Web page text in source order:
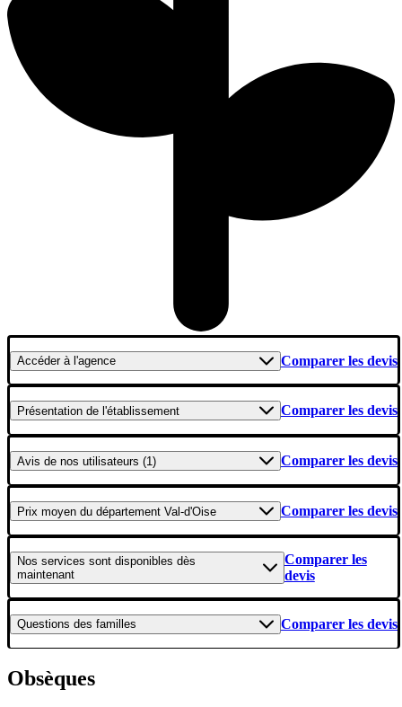
Accéderà l'agence Comparer les devis
Présentation de l'établissement Comparer les devis
Avis de nos utilisateurs (1) Comparer les devis
Prix moyen du département Val-d'Oise Comparer les devis
Nos services sont disponibles dès
maintenant
Comparer les
devis
Questions des familles Comparer les devis
Obsèques